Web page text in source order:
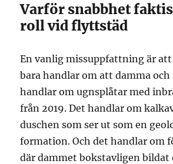
Varför snabbhet
roll vid flyttstäd
En vanlig missuppfattning är
bara handlar om att damma och
handlar om ugnsplåtar med
från 2019. Det handlar om
duschen som ser ut som en
formation. Och det handlar om
där dammet bokstavligen bildat